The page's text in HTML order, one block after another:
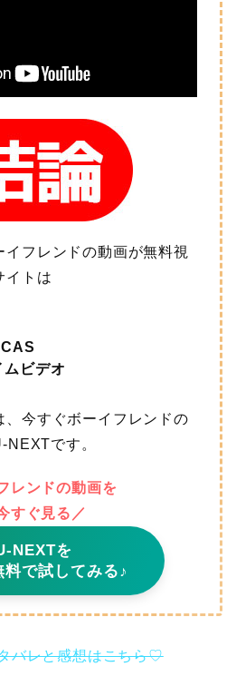
イフレンドの動画が無料視
イトは
ビデオ
、今すぐボーイフレンドの
NEXTです。
レンドの動画を
すぐ見る／
NEXTを
料で試してみる♪
バレと感想はこちら♡